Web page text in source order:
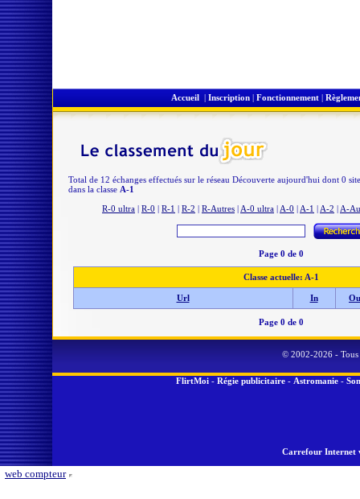
Accueil | Inscription | Fonctionnement |
Total de 12 échanges effectués sur le réseau Découverte aujourd'hui dont 0
dans la classe A-1
R-0 ultra | R-0 | R-1 | R-2 | R-Autres | A-0 ultra | A-0 | A-1 | A-2 | A-
Page 0 de 0
Classe actuelle: A-1
Url In
Page 0 de 0
© 2002-2026 - Tous
FlirtMoi - Régie publicitaire - Astromanie -
Carrefour Internet
web compteur